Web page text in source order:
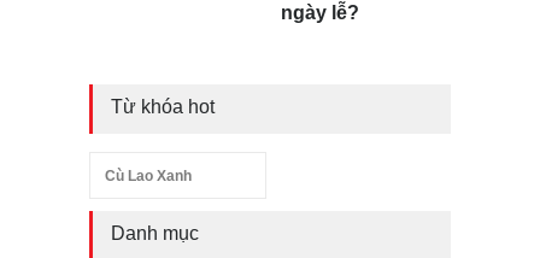
ngày lễ?
Từ khóa hot
Cù Lao Xanh
Danh mục